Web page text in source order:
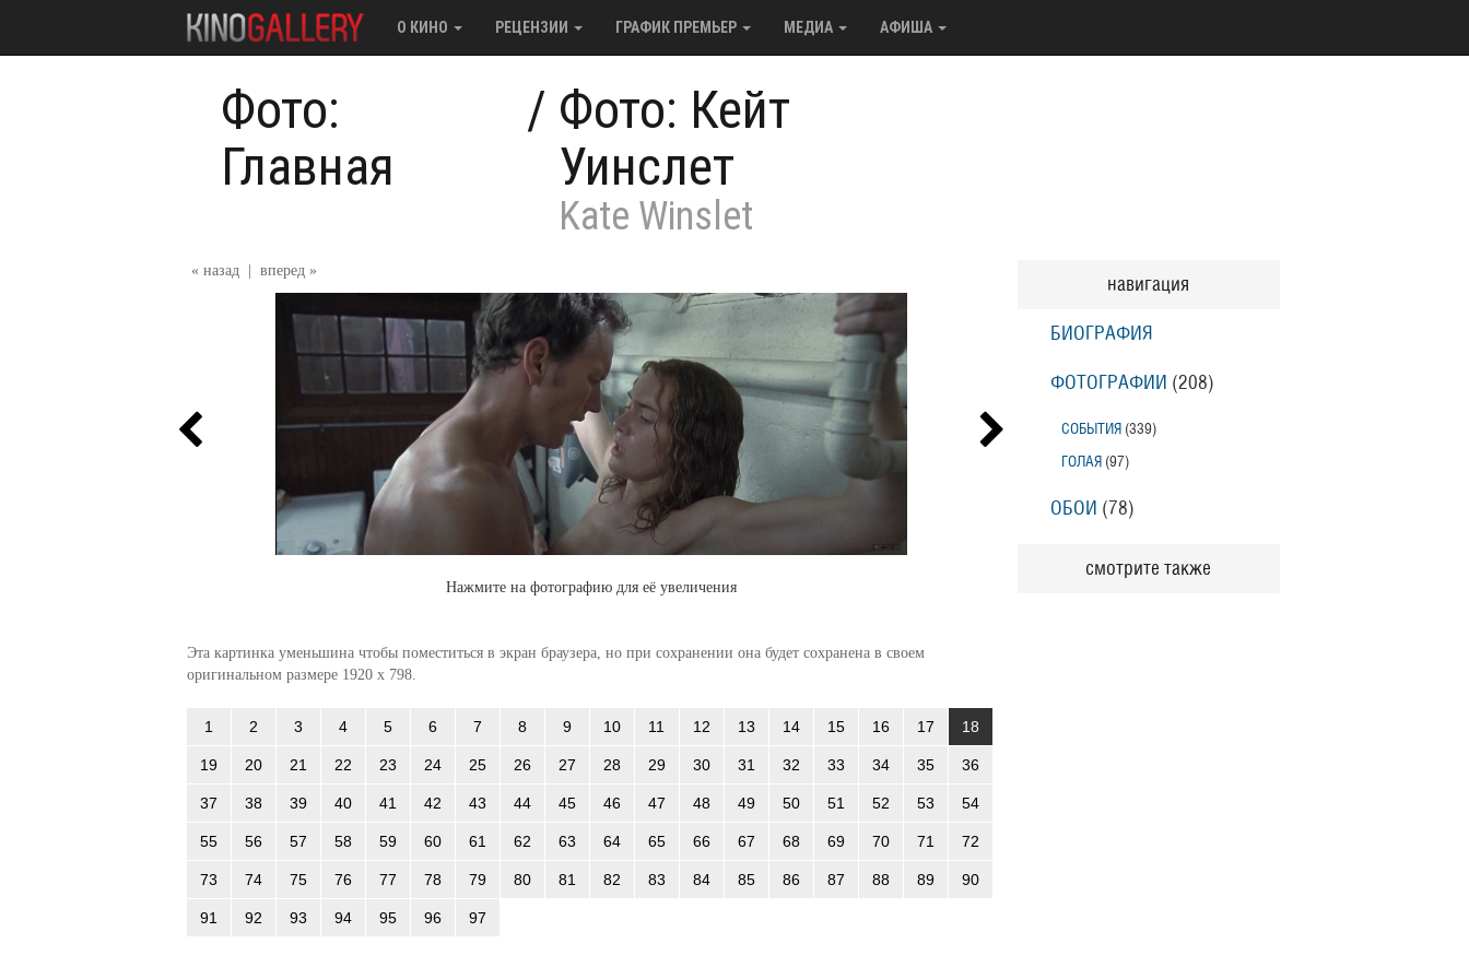
О КИНО РЕЦЕНЗИИ ГРАФИК ПРЕМЬЕР МЕДИА АФИША
Фото:
Главная
/ Фото: Кейт
Уинслет
Kate Winslet
« назад вперед »
Нажмите на фотографию для её увеличения
Эта картинка уменьшина чтобы поместиться в экран браузера, но при сохранении она будет сохранена в своем
оригинальном размере 1920 x 798.
1 2 3 4 5 6 7 8 9 10 11 12 13 14 15 16 17 18
19 20 21 22 23 24 25 26 27 28 29 30 31 32 33 34 35 36
37 38 39 40 41 42 43 44 45 46 47 48 49 50 51 52 53 54
55 56 57 58 59 60 61 62 63 64 65 66 67 68 69 70 71 72
73 74 75 76 77 78 79 80 81 82 83 84 85 86 87 88 89 90
91 92 93 94 95 96 97
навигация
БИОГРАФИЯ
ФОТОГРАФИИ (208)
СОБЫТИЯ (339)
ГОЛАЯ (97)
ОБОИ (78)
смотрите также